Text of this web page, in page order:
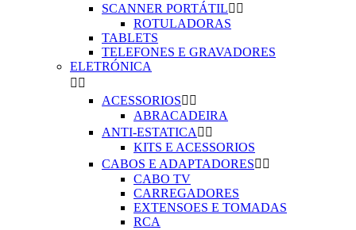
SCANNER PORTÁTIL 
ROTULADORAS
TABLETS
TELEFONES E GRAVADORES
ELETRÓNICA
 
ACESSORIOS 
ABRACADEIRA
ANTI-ESTATICA  
KITS E ACESSORIOS
CABOS E ADAPTADORES 
CABO TV
CARREGADORES
EXTENSOES E TOMADAS
RCA